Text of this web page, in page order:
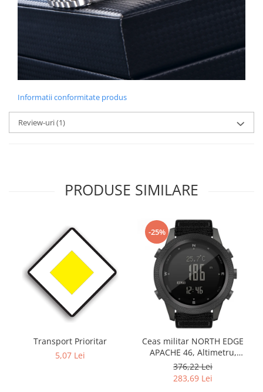
Informatii conformitate produs
Review-uri(1)
PRODUSE SIMILARE
Transport Prioritar
5,07 Lei
-25%
Ceas militar NORTH EDGE
APACHE 46, Altimetru,
Barometru, Cronometru,
Termometru, Pedometru,
Busola
376,22 Lei
283,69 Lei